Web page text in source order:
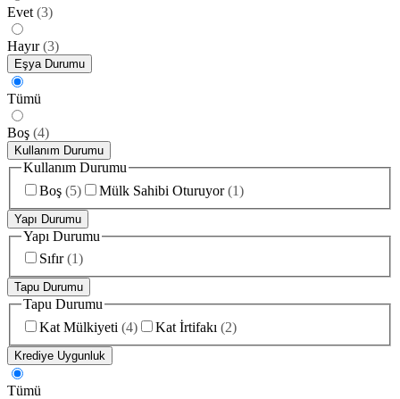
Evet (3)
Hayır (3)
Eşya Durumu
Tümü
Boş (4)
Kullanım Durumu
Kullanım Durumu
Boş (5) Mülk Sahibi Oturuyor (1)
Yapı Durumu
Yapı Durumu
Sıfır (1)
Tapu Durumu
Tapu Durumu
Kat Mülkiyeti (4) Kat İrtifakı (2)
Krediye Uygunluk
Tümü